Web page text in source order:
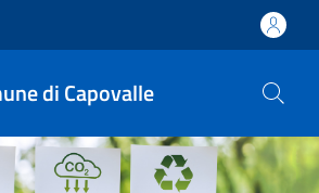
di Capovalle